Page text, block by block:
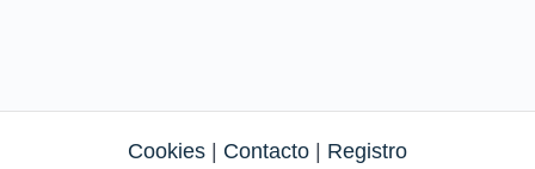
Cookies Contacto Registro